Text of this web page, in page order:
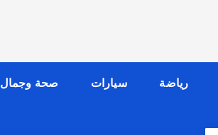
رياضة سيارات صحة وجمال